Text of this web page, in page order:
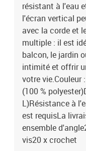
résistant à l'eau
l'écran vertical
avec la corde et
multiple : il est
balcon, le jardin
intimité et offrir
votre vie.Couleur
(100 %
L)Résistance à
est requisLa
ensemble
vis20 x crochet